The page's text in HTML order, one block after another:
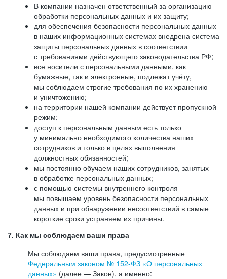
В компании назначен ответственный за организацию
обработки персональных данных и их защиту;
для обеспечения безопасности персональных данных
в наших информационных системах внедрена система
защиты персональных данных в соответствии
с требованиями действующего законодательства РФ;
все носители с персональными данными, как
бумажные, так и электронные, подлежат учёту,
мы соблюдаем строгие требования по их хранению
и уничтожению;
на территории нашей компании действует пропускной
режим;
доступ к персональным данным есть только
у минимально необходимого количества наших
сотрудников и только в целях выполнения
должностных обязанностей;
мы постоянно обучаем наших сотрудников, занятых
в обработке персональных данных;
с помощью системы внутреннего контроля
мы повышаем уровень безопасности персональных
данных и при обнаружении несоответствий в самые
короткие сроки устраняем их причины.
7. Как мы соблюдаем ваши права
Мы соблюдаем ваши права, предусмотренные
Федеральным законом № 152-ФЗ «О персональных
данных» (далее — Закон), а именно: